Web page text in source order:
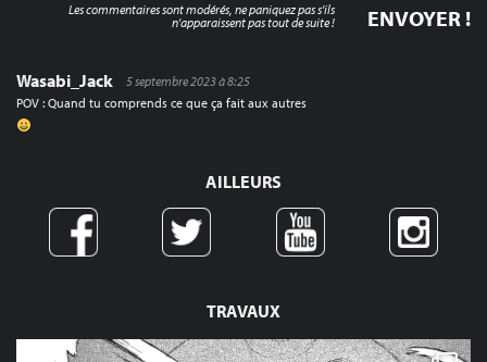
TRAVAUX
Wasabi_Jack
5 septembre 2023 à 8:25
POV : Quand tu comprends ce que ça fait aux autres
Les commentaires sont modérés, ne paniquez pas s'ils
n'apparaissent pas tout de suite !
AILLEURS